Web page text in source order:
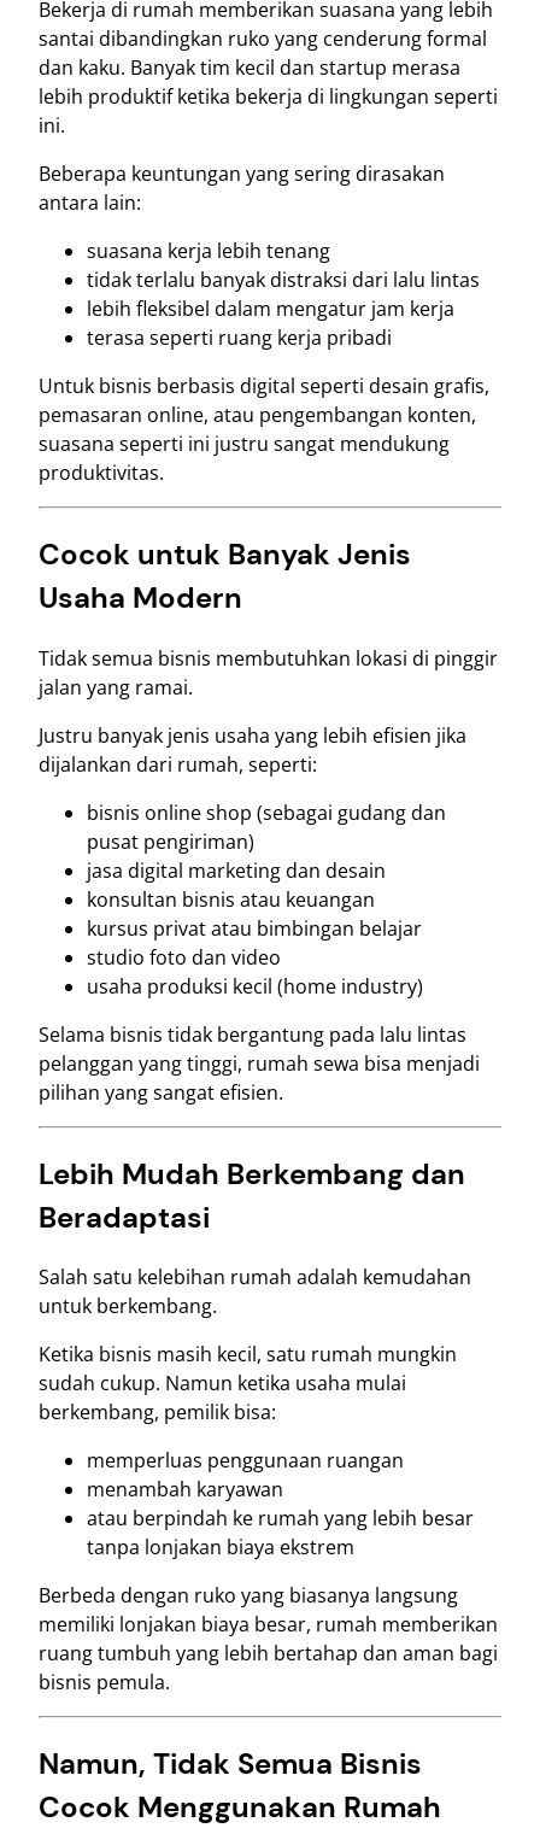
Bekerja di rumah memberikan suasana yang lebih
santai dibandingkan ruko yang cenderung formal
dan kaku. Banyak tim kecil dan startup merasa
lebih produktif ketika bekerja di lingkungan seperti
ini.
Beberapa keuntungan yang sering dirasakan
antara lain:
suasana kerja lebih tenang
tidak terlalu banyak distraksi dari lalu lintas
lebih fleksibel dalam mengatur jam kerja
terasa seperti ruang kerja pribadi
Untuk bisnis berbasis digital seperti desain grafis,
pemasaran online, atau pengembangan konten,
suasana seperti ini justru sangat mendukung
produktivitas.
Cocok untuk Banyak Jenis
Usaha Modern
Tidak semua bisnis membutuhkan lokasi di pinggir
jalan yang ramai.
Justru banyak jenis usaha yang lebih efisien jika
dijalankan dari rumah, seperti:
bisnis online shop (sebagai gudang dan
pusat pengiriman)
jasa digital marketing dan desain
konsultan bisnis atau keuangan
kursus privat atau bimbingan belajar
studio foto dan video
usaha produksi kecil (home industry)
Selama bisnis tidak bergantung pada lalu lintas
pelanggan yang tinggi, rumah sewa bisa menjadi
pilihan yang sangat efisien.
Lebih Mudah Berkembang dan
Beradaptasi
Salah satu kelebihan rumah adalah kemudahan
untuk berkembang.
Ketika bisnis masih kecil, satu rumah mungkin
sudah cukup. Namun ketika usaha mulai
berkembang, pemilik bisa:
memperluas penggunaan ruangan
menambah karyawan
atau berpindah ke rumah yang lebih besar
tanpa lonjakan biaya ekstrem
Berbeda dengan ruko yang biasanya langsung
memiliki lonjakan biaya besar, rumah memberikan
ruang tumbuh yang lebih bertahap dan aman bagi
bisnis pemula.
Namun, Tidak Semua Bisnis
Cocok Menggunakan Rumah